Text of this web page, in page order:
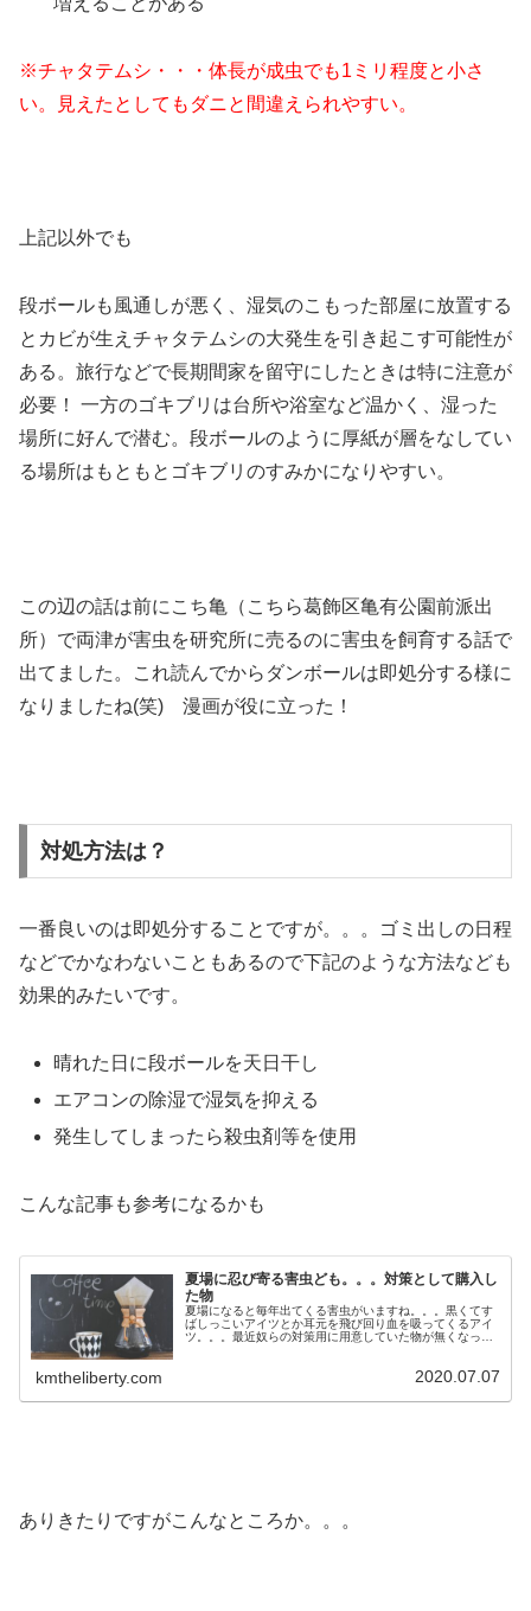
※チャタテムシ・・・体長が成虫でも1ミリ程度と小さ
い。見えたとしてもダニと間違えられやすい。
上記以外でも
段ボールも風通しが悪く、湿気のこもった部屋に放置する
とカビが生えチャタテムシの大発生を引き起こす可能性が
ある。旅行などで長期間家を留守にしたときは特に注意が
必要！ 一方のゴキブリは台所や浴室など温かく、湿った
場所に好んで潜む。段ボールのように厚紙が層をなしてい
る場所はもともとゴキブリのすみかになりやすい。
この辺の話は前にこち亀（こちら葛飾区亀有公園前派出
所）で両津が害虫を研究所に売るのに害虫を飼育する話で
出てました。これ読んでからダンボールは即処分する様に
なりましたね(笑) 漫画が役に立った！
対処方法は？
一番良いのは即処分することですが。。。ゴミ出しの日程
などでかなわないこともあるので下記のような方法なども
効果的みたいです。
晴れた日に段ボールを天日干し
エアコンの除湿で湿気を抑える
発生してしまったら殺虫剤等を使用
こんな記事も参考になるかも
夏場に忍び寄る害虫ども。。。対策として購入し
た物
夏場になると毎年出てくる害虫がいますね。。。黒くてす
ばしっこいアイツとか耳元を飛び回り血を吸ってくるアイ
ツ。。。最近奴らの対策用に用意していた物が無くなって
kmtheliberty.com 2020.07.07
ありきたりですがこんなところか。。。